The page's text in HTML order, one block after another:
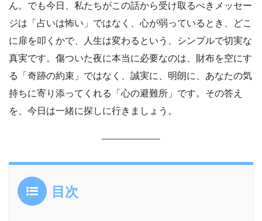
ん。でも今日、私たちがこの話から受け取るべきメッセー
ジは「占いは怖い」ではなく、心が弱っているとき、どこ
に扉を叩くかで、人生は変わるという、シンプルで切実な
真実です。傷ついた夜に本当に必要なのは、財布を空にす
る「奇跡の約束」ではなく、誠実に、明朗に、あなたの気
持ちに寄り添ってくれる「心の避難所」です。その答え
を、今日は一緒に探しに行きましょう。
目次